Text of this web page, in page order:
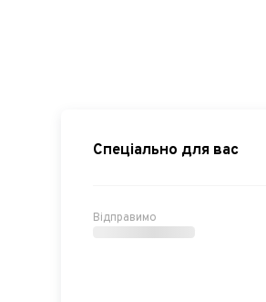
Спеціально для вас
Відправимо